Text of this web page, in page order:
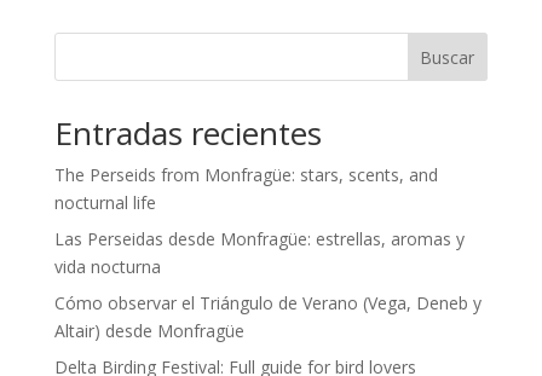
Buscar
Entradas recientes
The Perseids from Monfragüe: stars, scents, and
nocturnal life
Las Perseidas desde Monfragüe: estrellas, aromas y
vida nocturna
Cómo observar el Triángulo de Verano (Vega, Deneb y
Altair) desde Monfragüe
Delta Birding Festival: Full guide for bird lovers